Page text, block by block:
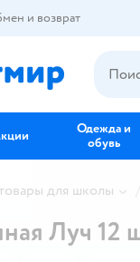
и возврат
Одежда и
обувь
для школы
Луч 12